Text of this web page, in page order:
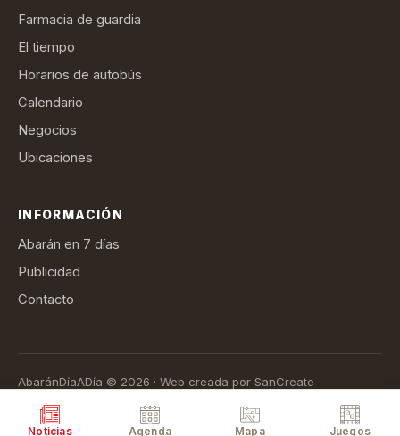
Farmacia de guardia
El tiempo
Horarios de autobús
Calendario
Negocios
Ubicaciones
INFORMACIÓN
Abarán en 7 días
Publicidad
Contacto
AbaránDíaADía © 2026 · Web creada por SanCreate
Términos de suscripción
Noticias Agenda Mapa Juegos